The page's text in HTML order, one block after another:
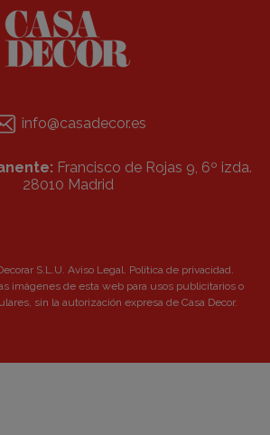
info@casadecor.es
Francisco de Rojas 9, 6º izda.
28010 Madrid
S.L.U. Aviso Legal Política de privacidad
imágenes de esta web para usos publicitarios o
sin la autorización expresa de Casa Decor.